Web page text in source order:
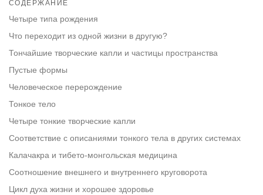
СОДЕРЖАНИЕ
Четыре типа рождения
Что переходит из одной жизни в другую?
Тончайшие творческие капли и частицы пространства
Пустые формы
Человеческое перерождение
Тонкое тело
Четыре тонкие творческие капли
Соответствие с описаниями тонкого тела в других системах
Калачакра и тибето-монгольская медицина
Соотношение внешнего и внутреннего круговорота
Цикл духа жизни и хорошее здоровье